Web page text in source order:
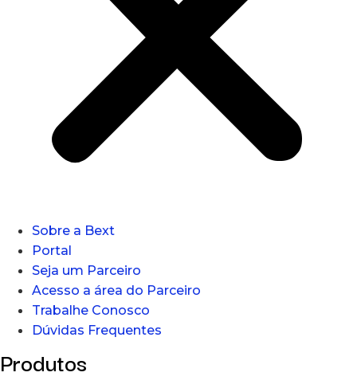
Sobre a Bext
Portal
Seja um Parceiro
Acesso a área do Parceiro
Trabalhe Conosco
Dúvidas Frequentes
Produtos